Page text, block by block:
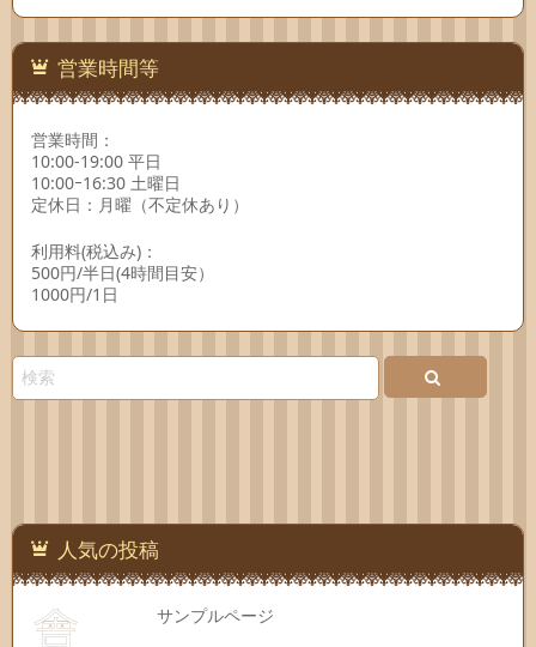
連絡
先 営業時間等
営業時間：
10:00-19:00 平日
10:00ｰ16:30 土曜日
定休日：月曜（不定休あり）
利用料(税込み)：
500円/半日(4時間目安）
1000円/1日
人気の投稿
サンプルページ